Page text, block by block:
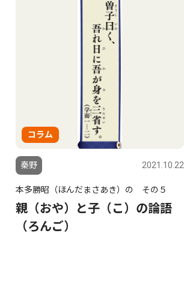
コラム
秦野 2021.10.22
本多勝昭（ほんだまさあき）の その５
親（おや）と子（こ）の論語
（ろんご）